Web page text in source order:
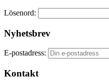
Lösenord:
Nyhetsbrev
E-postadress:
Kontakt